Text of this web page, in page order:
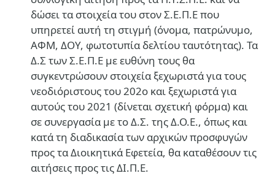
δώσει τα στοιχεία του στον Σ.Ε.Π.Ε που
υπηρετεί αυτή τη στιγμή (όνομα, πατρώνυμο,
ΑΦΜ, ΔΟΥ, φωτοτυπία δελτίου ταυτότητας). Τα
Δ.Σ των Σ.Ε.Π.Ε με ευθύνη τους θα
συγκεντρώσουν στοιχεία ξεχωριστά για τους
νεοδιόριστους του 202ο και ξεχωριστά για
αυτούς του 2021 (δίνεται σχετική φόρμα) και
σε συνεργασία με το Δ.Σ. της Δ.Ο.Ε., όπως και
κατά τη διαδικασία των αρχικών προσφυγών
προς τα Διοικητικά Εφετεία, θα καταθέσουν τις
αιτήσεις προς τις ΔΙ.Π.Ε.